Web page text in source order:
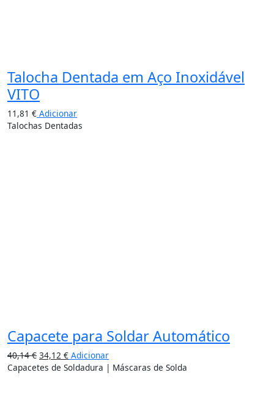
Talocha Dentada em Aço Inoxidável
VITO
11,81 € Adicionar
Talochas Dentadas
Capacete para Soldar Automático
40,14€ 34,12 € Adicionar
Capacetes de Soldadura | Máscaras de Solda